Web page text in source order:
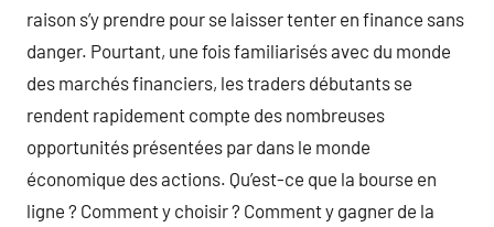
raison s’y prendre pour se laisser tenter en finance sans
danger. Pourtant, une fois familiarisés avec du monde
des marchés financiers, les traders débutants se
rendent rapidement compte des nombreuses
opportunités présentées par dans le monde
économique des actions. Qu’est-ce que la bourse en
ligne ? Comment y choisir ? Comment y gagner de la